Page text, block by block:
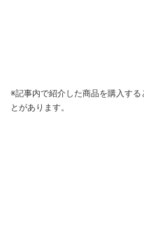
※記事内で紹介した商品を購入す
とがあります。